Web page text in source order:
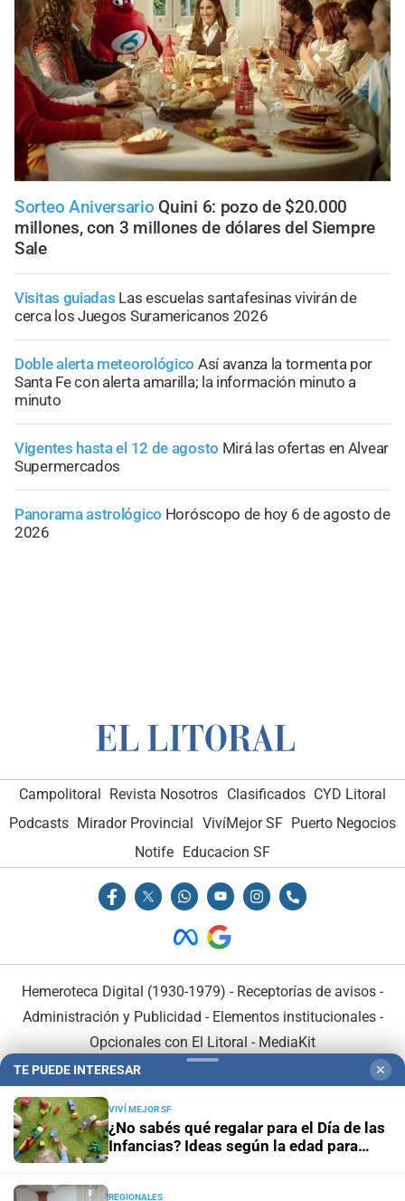
Sorteo Aniversario Quini 6: pozo de $20.000
millones, con 3 millones de dólares del Siempre
Sale
Visitas guiadas Las escuelas santafesinas vivirán de
cerca los Juegos Suramericanos 2026
Doble alerta meteorológico Así avanza la tormenta por
Santa Fe con alerta amarilla; la información minuto a
minuto
Vigentes hasta el 12 de agosto Mirá las ofertas en Alvear
Supermercados
Panorama astrológico Horóscopo de hoy 6 de agosto de
2026
Campolitoral Revista Nosotros Clasificados CYD Litoral
Podcasts Mirador Provincial VivíMejor SF Puerto Negocios
Notife
Educacion SF
Hemeroteca Digital (1930-1979) - Receptorías de avisos -
Administración y Publicidad - Elementos institucionales-
Opcionales con El Litoral - MediaKit
TE PUEDE INTERESAR ✕
VIVÍ MEJOR SF
¿No sabés qué regalar para el Día de las
Infancias? Ideas según la edad para
REGIONALES